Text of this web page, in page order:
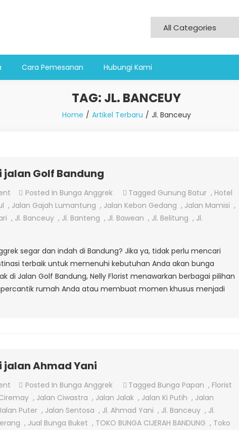
Cara Pemesanan Hubungi Kami
TAG: JL. BANCEUY
Home Artikel Terbaru Jl. Banceuy
Golf Bandung
On
Jual
Bunga
Jalan
Golf
Bandung
Posted In Bunga Anggrek Tagged Gunung Batur , Hotel
, Jalan Gajah Lumantung , Jalan Kebon Gedang , Jalan Mamisi ,
, Jl. Banceuy , Jl. Banteng , Jl. Bawean , Jl. Belitung , Jl.
segar dan indah di Bandung? Jika ya, tidak perlu mencari
terbaik untuk memenuhi kebutuhan Anda akan bunga
di Jalan Golf Bandung, Nelly Florist menawarkan berbagai pilihan
rumah Anda atau membuat momen khusus menjadi
jalan Ahmad Yani
On
Jual
Bunga
Anggrek
Posted In Bunga Anggrek Tagged Bunga Papan , Florist
, Jalan Ciwastra , Jalan Jalak , Jalan Ki Putih , Jalan
Puter , Jalan Sentosa , Jl. Ahmad Yani , Jl. Banceuy , Jl.
, Jual Bunga Buket , TOKO BUNGA CIJERAH BANDUNG , Toko